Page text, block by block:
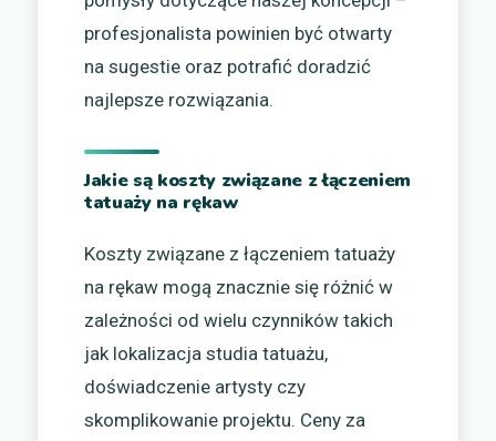
profesjonalista powinien być otwarty
na sugestie oraz potrafić doradzić
najlepsze rozwiązania.
Jakie są koszty związane z łączeniem
tatuaży na rękaw
Koszty związane z łączeniem tatuaży
na rękaw mogą znacznie się różnić w
zależności od wielu czynników takich
jak lokalizacja studia tatuażu,
doświadczenie artysty czy
skomplikowanie projektu. Ceny za